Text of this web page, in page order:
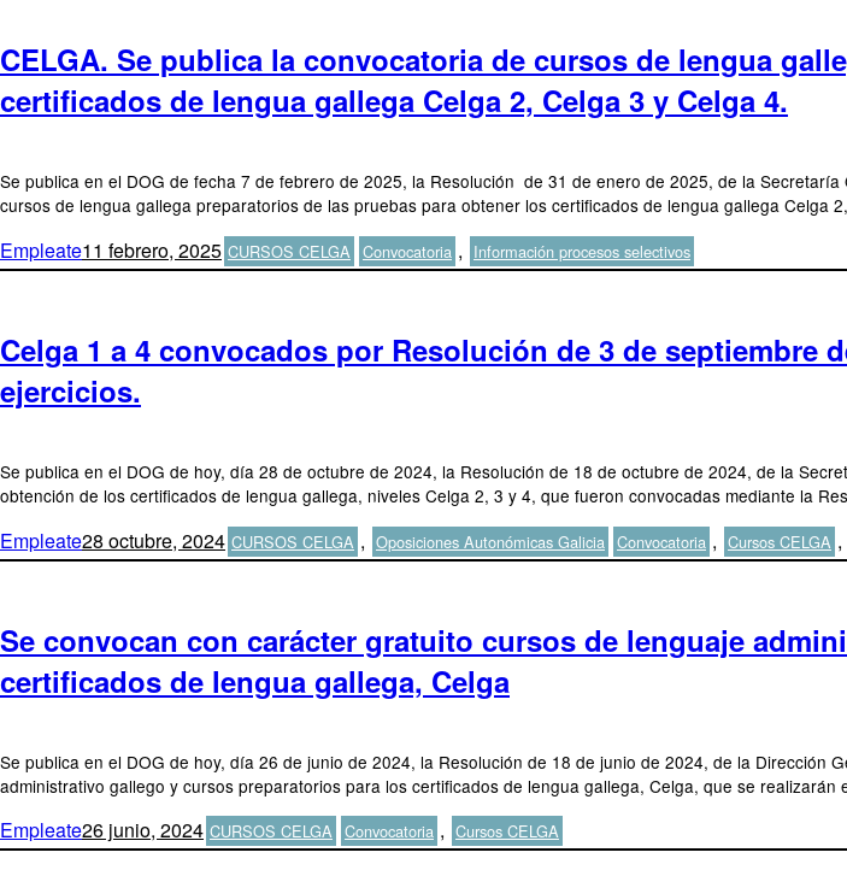
CELGA. Se publica la convocatoria de cursos de lengua
certificados de lengua gallega Celga 2, Celga 3 y Celga 4.
Se publica en el DOG de fecha 7 de febrero de 2025, la Resolución de 31 de enero de 2025, de la
cursos de lengua gallega preparatorios de las pruebas para obtener los certificados de lengua gallega Celga
Autor
EmpleatePublicado
el
11 febrero, 2025Categorías
CURSOS CELGA Etiquetas
Convocatoria , Información procesos selectivos
Celga 1 a 4 convocados por Resolución de 3 de septiembre
ejercicios.
Se publica en el DOG de hoy, día 28 de octubre de 2024, la Resolución de 18 de octubre de 2024, de la
obtención de los certificados de lengua gallega, niveles Celga 2, 3 y 4, que fueron convocadas mediante la
Autor
EmpleatePublicado
el
28 octubre, 2024Categorías
CURSOS CELGA , Oposiciones Autonómicas Galicia Etiquetas
Convocatoria , Cursos CELGA ,
Se convocan con carácter gratuito cursos de lenguaje
certificados de lengua gallega, Celga
Se publica en el DOG de hoy, día 26 de junio de 2024, la Resolución de 18 de junio de 2024, de la
administrativo gallego y cursos preparatorios para los certificados de lengua gallega, Celga, que se
Autor
EmpleatePublicado
el
26 junio, 2024Categorías
CURSOS CELGA Etiquetas
Convocatoria , Cursos CELGA